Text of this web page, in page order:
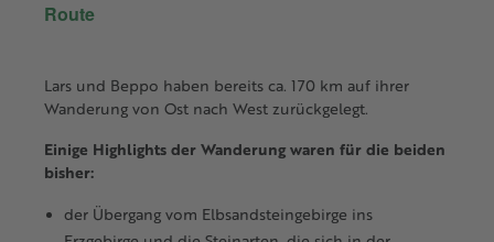
Route
Lars und Beppo haben bereits ca. 170 km auf ihrer
Wanderung von Ost nach West zurückgelegt.
Einige Highlights der Wanderung waren für die beiden
bisher:
der Übergang vom Elbsandsteingebirge ins